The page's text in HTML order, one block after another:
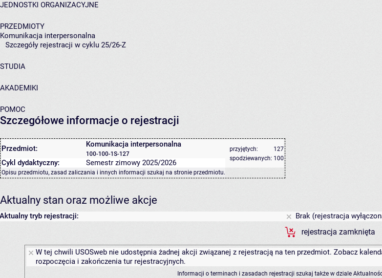
JEDNOSTKI ORGANIZACYJNE
PRZEDMIOTY
Komunikacja interpersonalna
Szczegóły rejestracji w cyklu 25/26-Z
STUDIA
AKADEMIKI
POMOC
Szczegółowe informacje o rejestracji
Przedmiot: Komunikacja interpersonalna
100-100-1S-127
przyjętych:
127
spodziewanych: 100
Cykl dydaktyczny: Semestr zimowy 2025/2026
Opisu przedmiotu, zasad zaliczania i innych informacji szukaj na stronie przedmiotu.
Aktualny stan oraz możliwe akcje
Aktualny tryb rejestracji:
Brak (rejestracja
rejestracja zamknięta
W tej chwili USOSweb nie udostępnia żadnej akcji związanej z rejestracją na ten przedmiot. Zobacz
rozpoczęcia i zakończenia tur rejestracyjnych.
Informacji o terminach i zasadach rejestracji szukaj także w dziale